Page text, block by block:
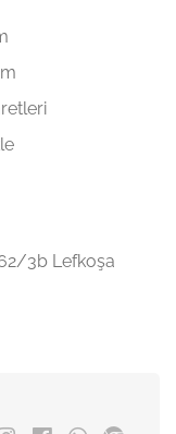
3b Lefkoşa